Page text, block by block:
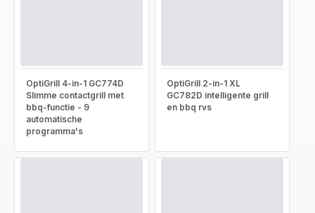
OptiGrill 4-in-1 GC774D
Slimme contactgrill met
bbq-functie - 9
automatische
programma's
OptiGrill 2-in-1 XL
GC782D intelligente grill
en bbq rvs